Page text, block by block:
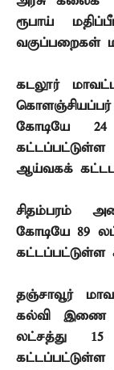
ரூபாய்
வகுப்பறைகள்
கடலூர்
கோடியே24
கட்டப்பட்டுள்ள
ஆய்வகக்
சிதம்பரம் –
கோடியே89
கட்டப்பட்டுள்ள
தஞ்சாவூர்
கல்வி இணை
லட்சத்து 15